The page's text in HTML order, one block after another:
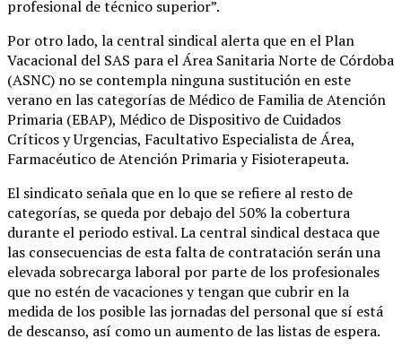
profesional de técnico superior”.
Por otro lado, la central sindical alerta que en el Plan
Vacacional del SAS para el Área Sanitaria Norte de Córdoba
(ASNC) no se contempla ninguna sustitución en este
verano en las categorías de Médico de Familia de Atención
Primaria (EBAP), Médico de Dispositivo de Cuidados
Críticos y Urgencias, Facultativo Especialista de Área,
Farmacéutico de Atención Primaria y Fisioterapeuta.
El sindicato señala que en lo que se refiere al resto de
categorías, se queda por debajo del 50% la cobertura
durante el periodo estival. La central sindical destaca que
las consecuencias de esta falta de contratación serán una
elevada sobrecarga laboral por parte de los profesionales
que no estén de vacaciones y tengan que cubrir en la
medida de los posible las jornadas del personal que sí está
de descanso, así como un aumento de las listas de espera.